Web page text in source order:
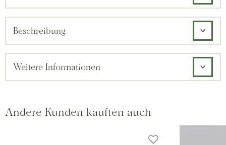
Beschreibung
Weitere Informationen
Andere Kunden kauften auch